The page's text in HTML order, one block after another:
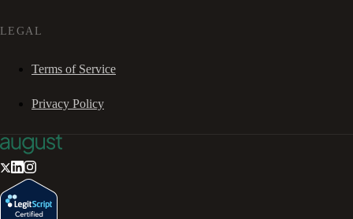
LEGAL
Terms of Service
Privacy Policy